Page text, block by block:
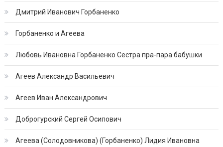
Дмитрий Иванович Горбаненко
Горбаненко и Агеева
Любовь Ивановна Горбаненко Сестра пра-пара бабушки
Агеев Александр Васильевич
Агеев Иван Александрович
Доброгурский Сергей Осипович
Агеева (Солодовникова) (Горбаненко) Лидия Ивановна